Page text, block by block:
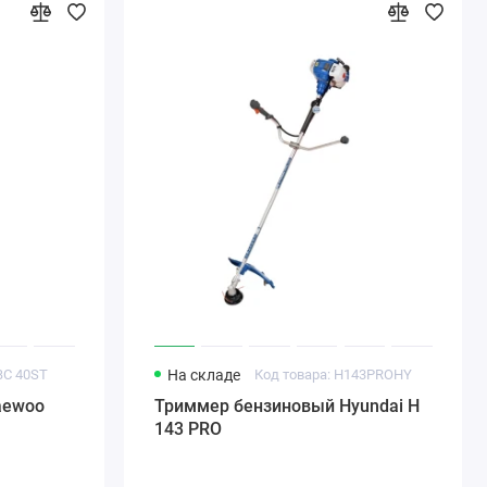
40ST На складе Код товара: H143PROHY
Триммер бензиновый Hyundai H
143 PRO